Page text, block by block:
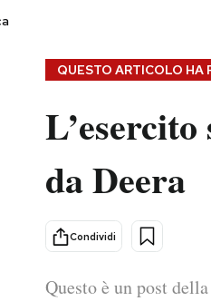
Storie/Idee
Ok Boomer!
QUESTO ARTICOLO HA
da Deera
Condividi
Questo è un post